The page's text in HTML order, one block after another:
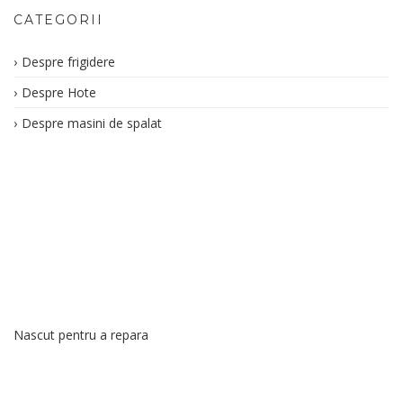
CATEGORII
Despre frigidere
Despre Hote
Despre masini de spalat
Nascut pentru a repara